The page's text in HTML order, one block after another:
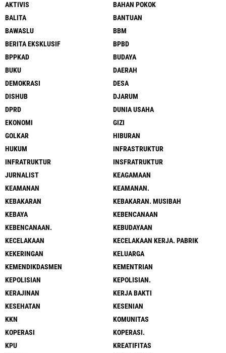
AKTIVIS
BAHAN POKOK
BALITA
BANTUAN
BAWASLU
BBM
BERITA EKSKLUSIF
BPBD
BPPKAD
BUDAYA
BUKU
DAERAH
DEMOKRASI
DESA
DISHUB
DJARUM
DPRD
DUNIA USAHA
EKONOMI
GIZI
GOLKAR
HIBURAN
HUKUM
INFRASTRUKTUR
INFRATRUKTUR
INSFRATRUKTUR
JURNALIST
KEAGAMAAN
KEAMANAN
KEAMANAN.
KEBAKARAN
KEBAKARAN. MUSIBAH
KEBAYA
KEBENCANAAN
KEBENCANAAN.
KEBUDAYAAN
KECELAKAAN
KECELAKAAN KERJA. PABRIK
KEKERINGAN
KELUARGA
KEMENDIKDASMEN
KEMENTRIAN
KEPOLISIAN
KEPOLISIAN.
KERAJINAN
KERJA BAKTI
KESEHATAN
KESENIAN
KKN
KOMUNITAS
KOPERASI
KOPERASI.
KPU
KREATIFITAS